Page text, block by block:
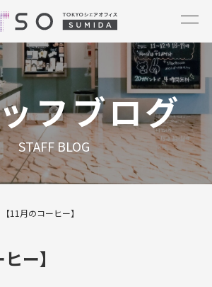
フブログ
STAFF BLOG
【11月のコーヒー】
ー】